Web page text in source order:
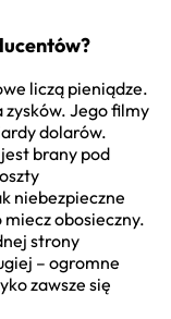
liczą pieniądze.
zysków. Jego filmy
dolarów.
brany pod
niebezpieczne
obosieczny.
strony
– ogromne
zawsze się